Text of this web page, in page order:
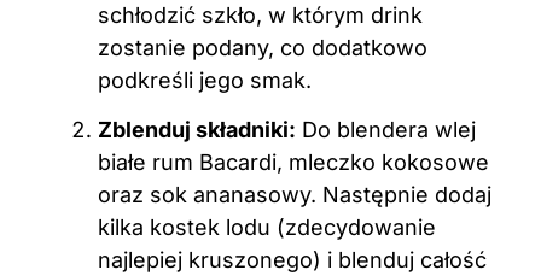
schłodzić szkło, w którym drink
zostanie podany, co dodatkowo
podkreśli jego smak.
Zblenduj składniki: Do blendera wlej
białe rum Bacardi, mleczko kokosowe
oraz sok ananasowy. Następnie dodaj
kilka kostek lodu (zdecydowanie
najlepiej kruszonego) i blenduj całość